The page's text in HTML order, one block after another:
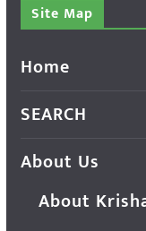
Site Map
Home
SEARCH
About Us
About